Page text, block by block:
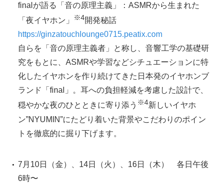
finalが語る「音の原理主義」：ASMRから生まれた
「夜イヤホン」
※4開発秘話
https://ginzatouchlounge0715.peatix.com
自らを「音の原理主義者」と称し、音響工学の基礎研
究をもとに、ASMRや学習などシチュエーションに特
化したイヤホンを作り続けてきた日本発のイヤホンブ
ランド「final」。耳への負担軽減を考慮した設計で、
穏やかな夜のひとときに寄り添う ※4新しいイヤホ
ン”NYUMIN”にたどり着いた背景やこだわりのポイン
トを徹底的に掘り下げます。
7月10日（金）、14日（火）、16日（木） 各日午後
6時〜